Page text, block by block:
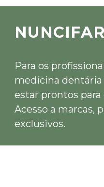
Para os
medicina
estar prontos
Acesso a marcas,
exclusivos.